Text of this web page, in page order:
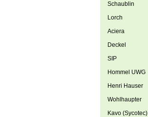
Schaublin
Lorch
Aciera
Deckel
SIP
Hommel UWG
Henri Hauser
Wohlhaupter
Kavo (Sycotec)